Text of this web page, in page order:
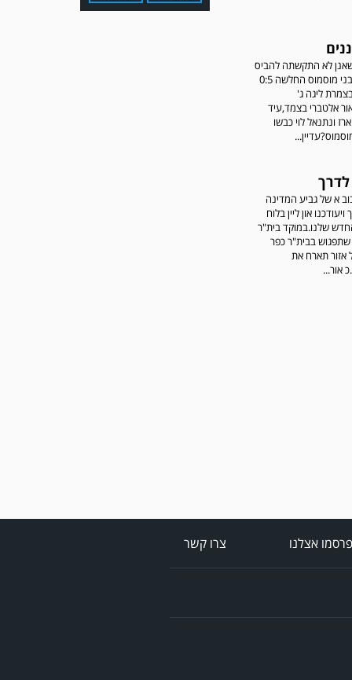
שאנן לא התקשתה להביס
בשישי את בני מוסמוס החלשה 0:5
ליגה ג'
אלטברי בצמד,עיד
ונתנאל לוי כבשו
לדרך
א של גביע המדינה
און ליין בלוח
שלנו.במוקד בית"ר
בבית"ר כפר
אזור תארח את
אור...
פרסמו אצלנו צרו קשר